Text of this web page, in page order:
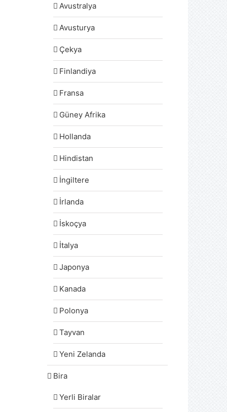
Avustralya
Avusturya
Çekya
Finlandiya
Fransa
Güney Afrika
Hollanda
Hindistan
İngiltere
İrlanda
İskoçya
İtalya
Japonya
Kanada
Polonya
Tayvan
Yeni Zelanda
Bira
Yerli Biralar